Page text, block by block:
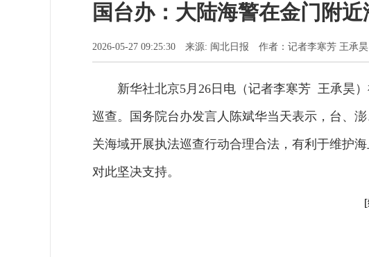
国台办：大陆海警在金门附
2026-05-27 09:25:30 来源: 闽北日报 作者：记者李寒芳 王承昊
新华社北京5月26日电（记者李寒芳 王承昊
巡查。国务院台办发言人陈斌华当天表示，台、
关海域开展执法巡查行动合理合法，有利于维护
对此坚决支持。